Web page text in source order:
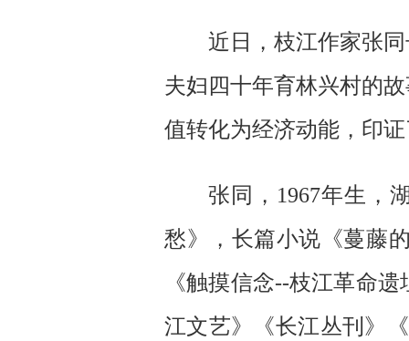
近日，枝江作家张
夫妇四十年育林兴村的
值转化为经济动能，印
张同，1967年生，
愁》，长篇小说《蔓藤
《触摸信念--枝江革命
江文艺》《长江丛刊》